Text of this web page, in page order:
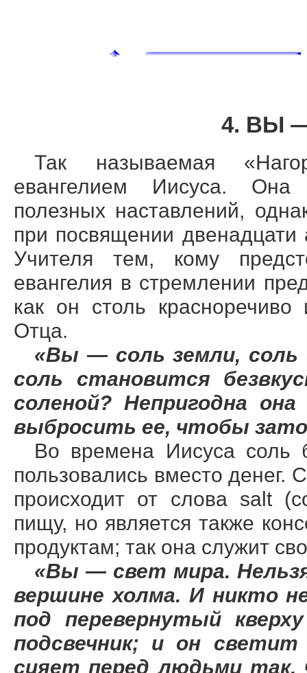
4. ВЫ
Так называемая
евангелием Иисуса. Она
полезных наставлений,
при посвящении двенадцати
Учителя тем, кому
евангелия в стремлении
как он столь
Отца.
«Вы — соль земли, соль
соль становится
соленой? Непригодна
выбросить ее, чтобы
Во времена Иисуса
пользовались вместо денег.
происходит от слова salt
пищу, но является также
продуктам; так она служит
«Вы — свет мира.
вершине холма. И никто
под перевернутый
подсвечник; и он
сияет перед людьми